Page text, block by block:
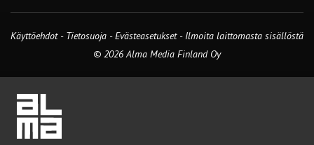
Käyttöehdot - Tietosuoja -Evästeasetukset- Ilmoita laittomasta sisällöstä
© 2026 Alma Media Finland Oy